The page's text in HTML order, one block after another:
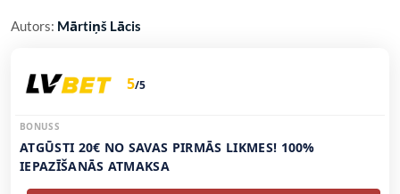
Autors: Mārtiņš Lācis
5/5
BONUSS
ATGŪSTI 20€ NO SAVAS PIRMĀS LIKMES! 100%
IEPAZĪŠANĀS ATMAKSA